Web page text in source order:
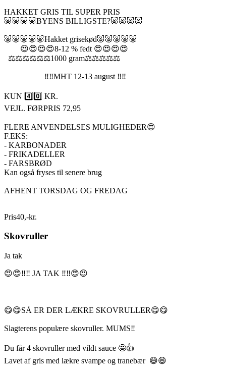
HAKKET GRIS TIL SUPER PRIS
🐷🐷🐷🐷BYENS BILLIGSTE?🐷🐷🐷🐷
🐷🐷🐷🐷🐷Hakket grisekød🐷🐷🐷🐷🐷
😍😍😍😍8-12 % fedt 😍😍😍😍
⚖️⚖️⚖️⚖️⚖️⚖️1000 gram⚖️⚖️⚖️⚖️⚖️
‼️‼️MHT 12-13 august ‼️‼️
KUN 4️⃣0️⃣ KR.
VEJL. FØRPRIS 72,95
FLERE ANVENDELSES MULIGHEDER😍
F.EKS:
- KARBONADER
- FRIKADELLER
- FARSBRØD
Kan også fryses til senere brug
AFHENT TORSDAG OG FREDAG
Pris40,-kr.
Skovruller
Ja tak
😍😍‼️‼️ JA TAK ‼️‼️😍😍
😋😋SÅ ER DER LÆKRE SKOVRULLER😋😋
Slagterens populære skovruller. MUMS‼️
Du får 4 skovruller med vildt sauce 🤩👍
Lavet af gris med lækre svampe og tranebær 😄😄